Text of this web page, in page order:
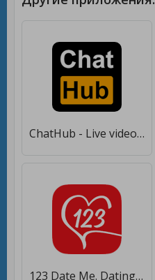
ChatHub - Live video chat & Match & Meet me [Unlocked]
123 Date Me. Dating and Chat Online [Полная версия]